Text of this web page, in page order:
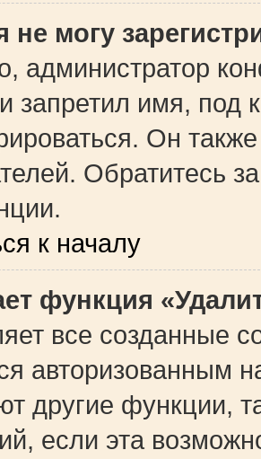
не могу
администратор
запретил имя, под
Он
Обратитесь
к началу
функция
все созданные
авторизованным
другие функции,
если эта